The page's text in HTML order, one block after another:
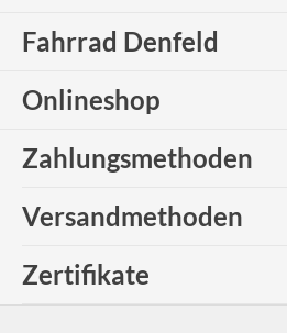
Fahrrad Denfeld
Onlineshop
Zahlungsmethoden
Versandmethoden
Zertifikate